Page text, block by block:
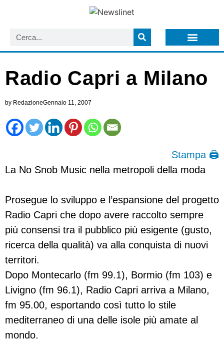
Radio Capri a Milano
by RedazioneGennaio 11, 2007
Stampa 🖨
La No Snob Music nella metropoli della moda
Prosegue lo sviluppo e l’espansione del progetto
Radio Capri che dopo avere raccolto sempre
più consensi tra il pubblico più esigente (gusto,
ricerca della qualità) va alla conquista di nuovi
territori.
Dopo Montecarlo (fm 99.1), Bormio (fm 103) e
Livigno (fm 96.1), Radio Capri arriva a Milano,
fm 95.00, esportando così tutto lo stile
mediterraneo di una delle isole più amate al
mondo.